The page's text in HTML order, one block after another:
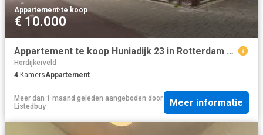
Appartement·te koop
€ 10.000
Appartement te koop Huniadijk 23 in Rotterdam voor € 425.000
Hordijkerveld
4 KamersAppartement
Meer dan 1 maand geleden aangeboden door
Listedbuy
Meer informatie